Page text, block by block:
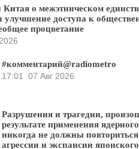
о межэтническом
улучшение доступа к
процветание
#комментарий@radiometro
17:01
07 Авг 2026
Разрушения и трагедии,
результате применения
никогда не должны
агрессии и экспансии японского